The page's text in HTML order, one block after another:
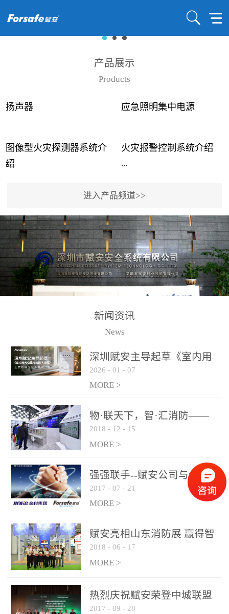
产品展示
Products
扬声器 应急照明集中电源
图像型火灾探测器系统介
绍
...
事故频发，传统的火灾探
测方法已无法满足要求。
尤其是目前众多的大型影
剧院、会议展览中心、体
育馆、大型仓库和隧道空
间等，其建筑结构特殊、
火灾隐患多。一旦发生火
传统的火灾关测器无法被
及时缺发，不能及早发现
和有效扑救火火，这不仅
力和闲难，同时也将造成
巨大的经济损失和社会影
响，基至还会造成人员伤
亡。图像型火灾探测器正
是针对这种高大空间建筑
物的消防设施、设备通过
现场图像的实时获取、预
处理和特征提取分析，实
现火焰的跟踪和识别。能
更早的进行预警，达到早
报早防的效果。 系统构
成示意图： 图像型火灾
和监控端两大部分组成。
两者之间通过以太网相
火灾报警控制系统介绍
...
用了具有仲裁机制和冗余
校验的总线传输技术、线
路状态检测与保护技术、
后向光电感烟探测技术、
高可靠的系统抗干扰技术
等多项专利技术和专有技
警领域三十多年技术积累
和工程实践的结晶。
进入产品频道>>
新闻资讯
News
深圳赋安主导起草《室内用
光动能电池技术规程》 正式
布局光伏新能源产业
2026 - 01 - 07
MORE >
物·联天下，智·汇消防——
赋安F&S 2018上海消防展圆
满落幕
2018 - 12 - 15
MORE >
强强联手--赋安公司与金科
集团达成战略合作协议
2017 - 07 - 21
MORE >
赋安亮相山东消防展 赢得智
慧消防新荣耀
2018 - 06 - 17
MORE >
热烈庆祝赋安荣登中城联盟
联合采购战略合作平台
2017 - 09 - 28